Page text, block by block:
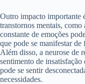
Outro impacto importante
transtornos mentais, como
constante de emoções
que pode se manifestar de
Além disso, a neurose de
sentimento de insatisfação
pode se sentir
necessidades.